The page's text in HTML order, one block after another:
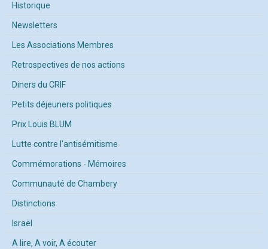
Historique
Newsletters
Les Associations Membres
Retrospectives de nos actions
Diners du CRIF
Petits déjeuners politiques
Prix Louis BLUM
Lutte contre l'antisémitisme
Commémorations - Mémoires
Communauté de Chambery
Distinctions
Israël
A lire, A voir, A écouter